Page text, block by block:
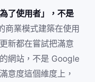
了使用者」，不是
商業模式建築在使用
新都在嘗試把滿意
網站，不是 Google
意度這個維度上，